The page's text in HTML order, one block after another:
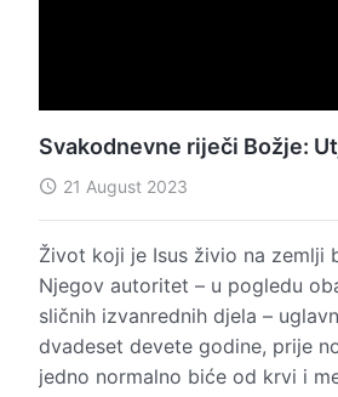
Svakodnevne riječi Božje:
21 August 2023
Život koji je Isus živio na zemlji
Njegov autoritet – u pogledu
sličnih izvanrednih djela –
dvadeset devete godine, prije
jedno normalno biće od krvi i